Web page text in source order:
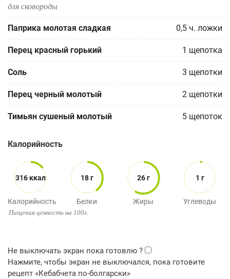
для сковороды
Паприка молотая сладкая 0,5 ч. ложки
Перец красный горький 1 щепотка
Соль 3 щепотки
Перец черный молотый 2 щепотки
Тимьян сушеный молотый 5 щепоток
Калорийность
316 ккал
Калорийность
18 г
Белки
26 г
Жиры
1 г
Углеводы
Пищевая ценность на 100г.